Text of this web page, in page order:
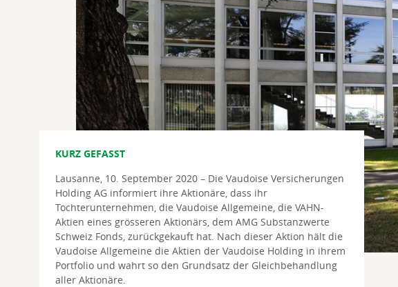
KURZ GEFASST
Lausanne, 10. September 2020 – Die Vaudoise Versicherungen
Holding AG informiert ihre Aktionäre, dass ihr
Tochterunternehmen, die Vaudoise Allgemeine, die VAHN-
Aktien eines grösseren Aktionärs, dem AMG Substanzwerte
Schweiz Fonds, zurückgekauft hat. Nach dieser Aktion hält die
Vaudoise Allgemeine die Aktien der Vaudoise Holding in ihrem
Portfolio und wahrt so den Grundsatz der Gleichbehandlung
aller Aktionäre.